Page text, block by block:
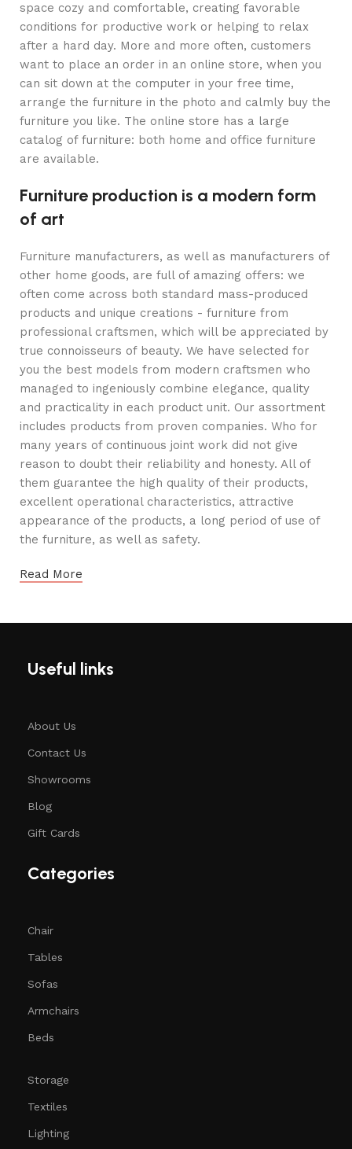
space cozy and comfortable, creating favorable
conditions for productive work or helping to relax
after a hard day. More and more often, customers
want to place an order in an online store, when you
can sit down at the computer in your free time,
arrange the furniture in the photo and calmly buy the
furniture you like. The online store has a large
catalog of furniture: both home and office furniture
are available.
Furniture production is a modern form
of art
Furniture manufacturers, as well as manufacturers of
other home goods, are full of amazing offers: we
often come across both standard mass-produced
products and unique creations - furniture from
professional craftsmen, which will be appreciated by
true connoisseurs of beauty. We have selected for
you the best models from modern craftsmen who
managed to ingeniously combine elegance, quality
and practicality in each product unit. Our assortment
includes products from proven companies. Who for
many years of continuous joint work did not give
reason to doubt their reliability and honesty. All of
them guarantee the high quality of their products,
excellent operational characteristics, attractive
appearance of the products, a long period of use of
the furniture, as well as safety.
Read More
Useful links
About Us
Contact Us
Showrooms
Blog
Gift Cards
Categories
Chair
Tables
Sofas
Armchairs
Beds
Storage
Textiles
Lighting